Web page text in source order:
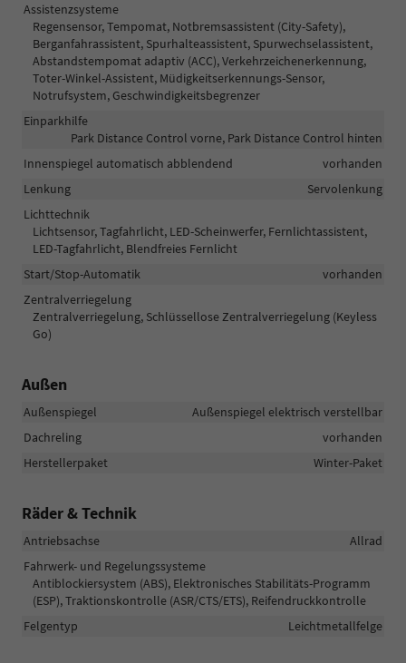
Assistenzsysteme
Regensensor, Tempomat, Notbremsassistent (City-Safety),
Berganfahrassistent, Spurhalteassistent, Spurwechselassistent,
Abstandstempomat adaptiv (ACC), Verkehrzeichenerkennung,
Toter-Winkel-Assistent, Müdigkeitserkennungs-Sensor,
Notrufsystem, Geschwindigkeitsbegrenzer
Einparkhilfe
Park Distance Control vorne, Park Distance Control hinten
Innenspiegel automatisch abblendend
vorhanden
Lenkung
Servolenkung
Lichttechnik
Lichtsensor, Tagfahrlicht, LED-Scheinwerfer, Fernlichtassistent,
LED-Tagfahrlicht, Blendfreies Fernlicht
Start/Stop-Automatik
vorhanden
Zentralverriegelung
Zentralverriegelung, Schlüssellose Zentralverriegelung (Keyless
Go)
Außen
Außenspiegel
Außenspiegel elektrisch verstellbar
Dachreling
vorhanden
Herstellerpaket
Winter-Paket
Räder & Technik
Antriebsachse
Allrad
Fahrwerk- und Regelungssysteme
Antiblockiersystem (ABS), Elektronisches Stabilitäts-Programm
(ESP), Traktionskontrolle (ASR/CTS/ETS), Reifendruckkontrolle
Felgentyp
Leichtmetallfelge